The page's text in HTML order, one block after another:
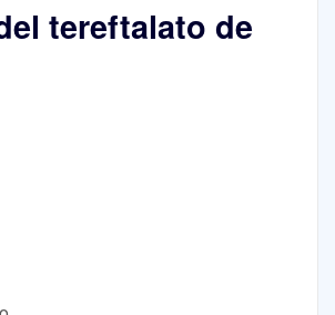
tereftalato de